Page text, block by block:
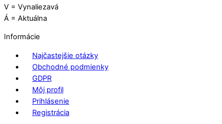
V = Vynaliezavá
Á = Aktuálna
Informácie
Najčastejšie otázky
Obchodné podmienky
GDPR
Môj profil
Prihlásenie
Registrácia